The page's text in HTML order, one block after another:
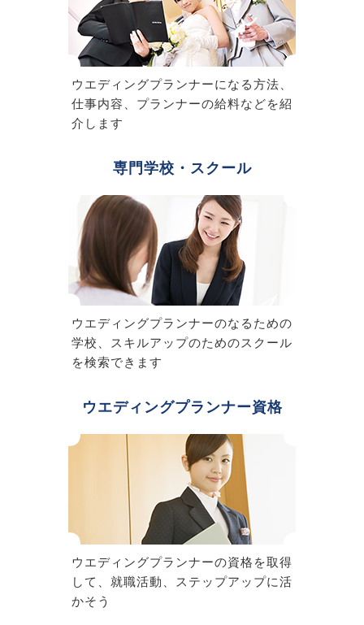
ウエディングプランナーになる方法、
仕事内容、プランナーの給料などを紹
介します
専門学校・スクール
ウエディングプランナーのなるための
学校、スキルアップのためのスクール
を検索できます
ウエディングプランナー資格
ウエディングプランナーの資格を取得
して、就職活動、ステップアップに活
かそう